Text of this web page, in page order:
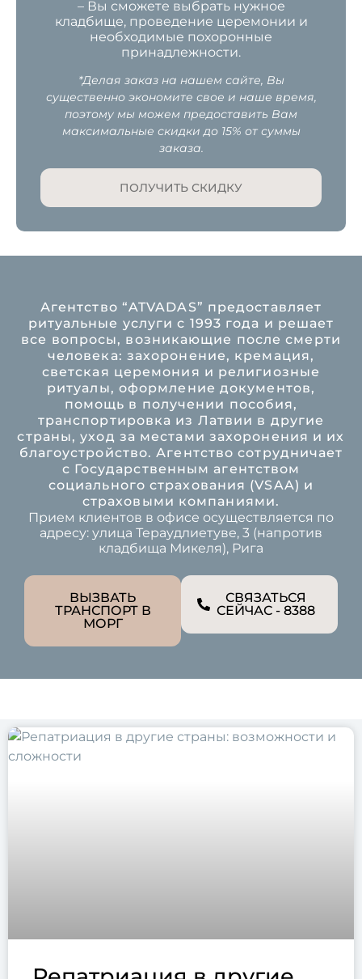
– Вы сможете выбрать нужное
кладбище, проведение церемонии и
необходимые похоронные
принадлежности.
*Делая заказ на нашем сайте, Вы
существенно экономите свое и наше время,
поэтому мы можем предоставить Вам
максимальные скидки до 15% от суммы
заказа.
ПОЛУЧИТЬ СКИДКУ
Агентство “ATVADAS” предоставляет
ритуальные услуги с 1993 года и решает
все вопросы, возникающие после смерти
человека: захоронение, кремация,
светская церемония и религиозные
ритуалы, оформление документов,
помощь в получении пособия,
транспортировка из Латвии в другие
страны, уход за местами захоронения и их
благоустройство. Агентство сотрудничает
с Государственным агентством
социального страхования (VSAA) и
страховыми компаниями.
Прием клиентов в офисе осуществляется по
адресу: улица Тераудлиетуве, 3 (напротив
кладбища Микеля), Рига
ВЫЗВАТЬ
ТРАНСПОРТ В
МОРГ
СВЯЗАТЬСЯ
СЕЙЧАС - 8388